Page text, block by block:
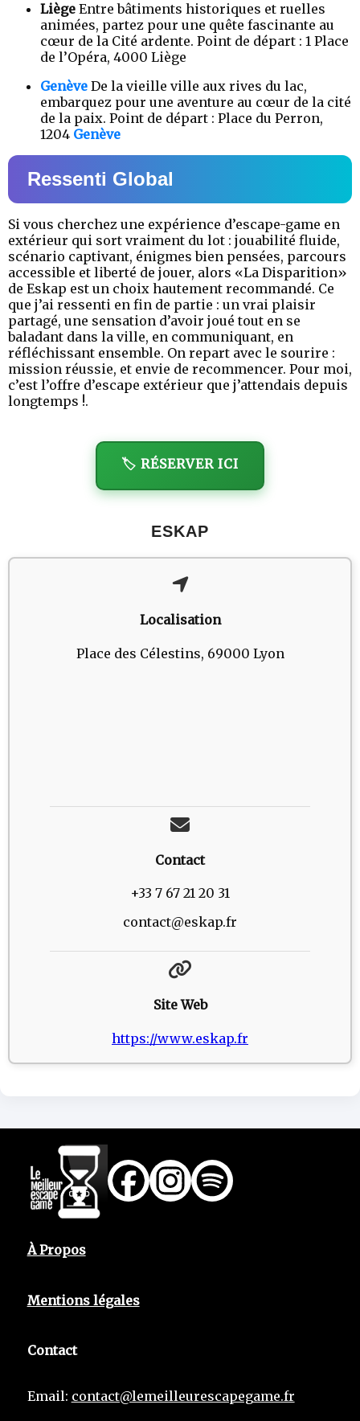
Liège Entre bâtiments historiques et ruelles
animées, partez pour une quête fascinante au
cœur de la Cité ardente. Point de départ : 1 Place
de l’Opéra, 4000 Liège
Genève De la vieille ville aux rives du lac,
embarquez pour une aventure au cœur de la cité
de la paix. Point de départ : Place du Perron,
1204 Genève
Ressenti Global
Si vous cherchez une expérience d’escape-game en
extérieur qui sort vraiment du lot : jouabilité fluide,
scénario captivant, énigmes bien pensées, parcours
accessible et liberté de jouer, alors «La Disparition»
de Eskap est un choix hautement recommandé. Ce
que j’ai ressenti en fin de partie : un vrai plaisir
partagé, une sensation d’avoir joué tout en se
baladant dans la ville, en communiquant, en
réfléchissant ensemble. On repart avec le sourire :
mission réussie, et envie de recommencer. Pour moi,
c’est l’offre d’escape extérieur que j’attendais depuis
longtemps !.
🏷️ RÉSERVER ICI
ESKAP
Localisation
Place des Célestins, 69000 Lyon
Contact
+33 7 67 21 20 31
contact@eskap.fr
Site Web
https://www.eskap.fr
À Propos
Mentions légales
Contact
Email: contact@lemeilleurescapegame.fr